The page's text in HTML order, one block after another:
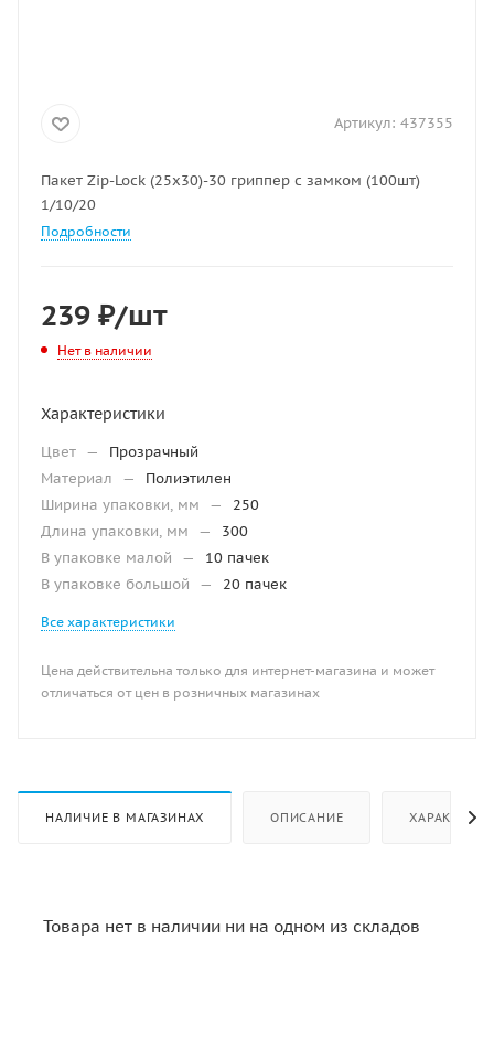
Артикул: 437355
Пакет Zip-Lock (25х30)-30 гриппер с замком (100шт)
1/10/20
Подробности
239 ₽/шт
Нет в наличии
Характеристики
Цвет —
Прозрачный
Материал
—
Полиэтилен
Ширина упаковки, мм
—
250
Длина упаковки, мм
—
300
В упаковке малой
—
10 пачек
В упаковке большой
— 20 пачек
Все характеристики
Цена действительна только для интернет-магазина и может
отличаться от цен в розничных магазинах
НАЛИЧИЕ В МАГАЗИНАХ ОПИСАНИЕ
Товара нет в наличии ни на одном из складов